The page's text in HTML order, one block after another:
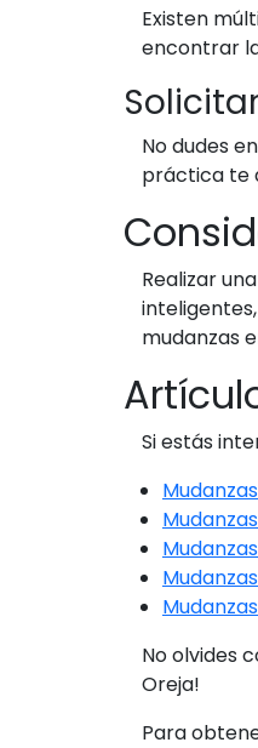
Existen
encontrar
No dudes
práctica te
Realizar
mudanzas
Si estás
No olvides
Oreja!
Para